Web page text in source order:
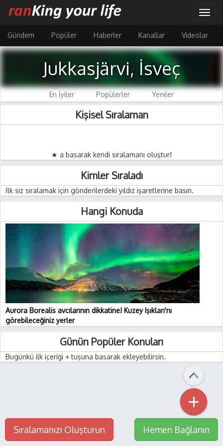
içeriğe
atla
Gündem
Popüler Haberler Kanallar Videolar
Jukkasjärvi, İsveç
En İyiler Popülerler Yeniler
Hemen Bağlanın
Sıralamanızı Oluşturun
+
Kişisel Sıralaman
★ a basarak kendi sıralamanı oluştur!
Kimler Sıraladı
İlk siz sıralamak için gönderilerdeki yıldız işaretlerine basın.
Hangi Konuda
Aurora Borealis avcılarının dikkatine! Kuzey Işıkları'nı
görebileceğiniz yerler
Günün Popüler Konuları
Bugünkü ilk içeriği + tuşuna basarak ekleyebilirsin.